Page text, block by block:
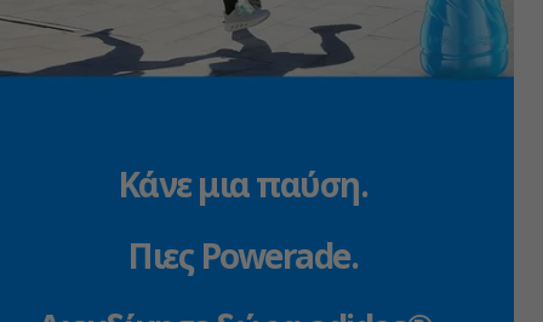
Κάνε μια παύση.
Πιες Powerade.